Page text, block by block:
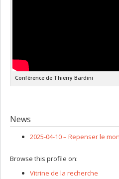
Conférence de Thierry Bardini
News
2025-04-10 – Repenser le
Browse this profile on:
Vitrine de la recherche